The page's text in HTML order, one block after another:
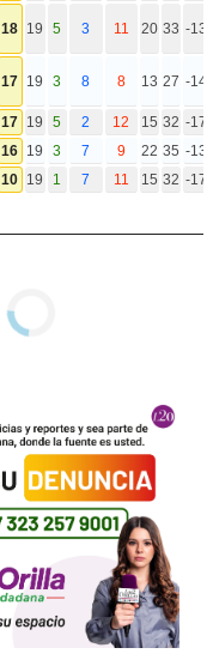
18 19 5 3 11 20 33 -13
17 19 3 8 8 13 27 -14
17 19 5 2 12 15 32 -17
16 19 3 7 9 22 35 -13
10 19 1 7 11 15 32 -17